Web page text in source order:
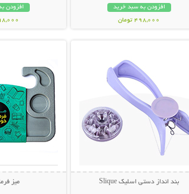
افزودن به سبد خرید
498,000 تومان
افزودن
398,000
بند انداز دستی اسلیک Slique میز